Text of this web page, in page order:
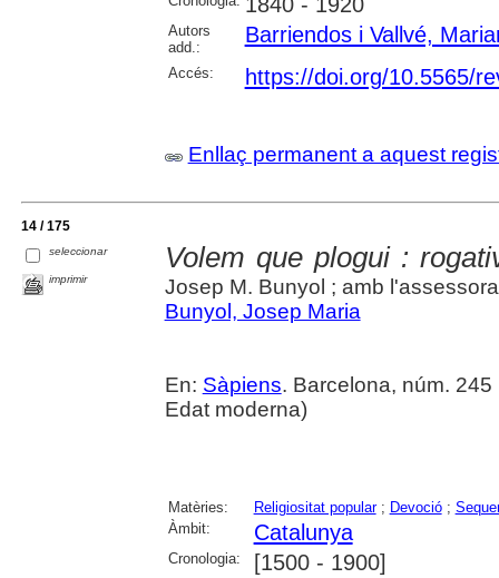
Autors
add.:
Barriendos i Vallvé,
Accés: https://doi.org/10.5565/
Enllaç permanent a aquest
14 / 175
seleccionar
imprimir
Volem que plogui :
Josep M. Bunyol ; amb
Bunyol, Josep Maria
En: Sàpiens. Barcelona, núm.
Edat moderna)
Matèries: Religiositat popular; Devoció;
Àmbit:
Catalunya
Cronologia: [1500 - 1900]